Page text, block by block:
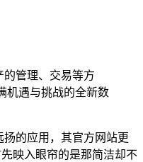
的管理、交易等方
机遇与挑战的全新数
的应用，其官方网站更
映入眼帘的是那简洁却不